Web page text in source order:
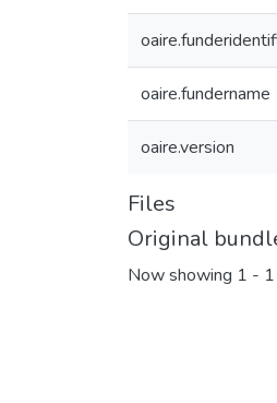
oaire.fundername
oaire.version
Files
Original
Now showing 1 -